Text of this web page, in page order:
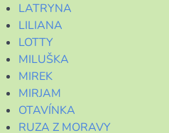
LATRYNA
LILIANA
LOTTY
MILUŠKA
MIREK
MIRJAM
OTAVÍNKA
RUZA Z MORAVY